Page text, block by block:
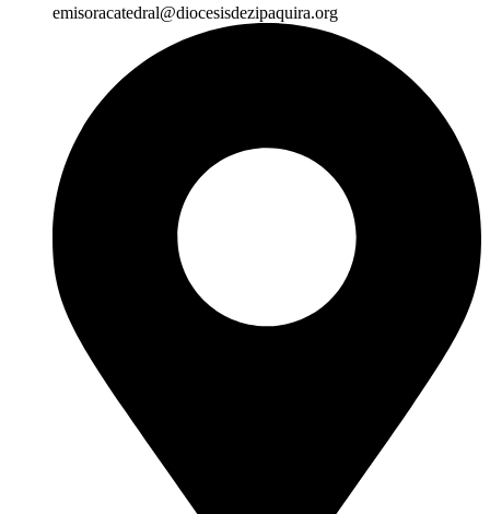
emisoracatedral@diocesisdezipaquira.org